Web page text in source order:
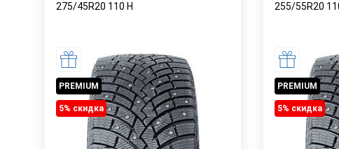
275/45R20 110 H
PREMIUM
5% cкидка
255/55R20
PREMIUM
5% cкидка